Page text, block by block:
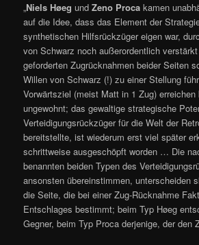
„Niels Høeg undZeno Proca kamen
auf die Idee, dass das Element der
synthetischen Hilfsrückzüger eigen war,
von Schwarz noch außerordentlich
geforderten Zugrücknahmen beider Seiten
Willen von Schwarz (!) zu einer Stellung
Vorwärtsziel (meist Matt in 1 Zug)
ungewohnt; das gewaltige strategische
Verteidigungsrückzüger für die Welt der
bereitstellte, ist wiederum erst viel später
schrittweise ausgeschöpft worden … Die
benannten beiden Typen des
ansonsten übereinstimmen, unterscheiden
die Seite, die bei einer Zug-Rücknahme
Entschlages bestimmt; beim Typ Høeg
Gegner, beim Typ Proca derjenige, der den